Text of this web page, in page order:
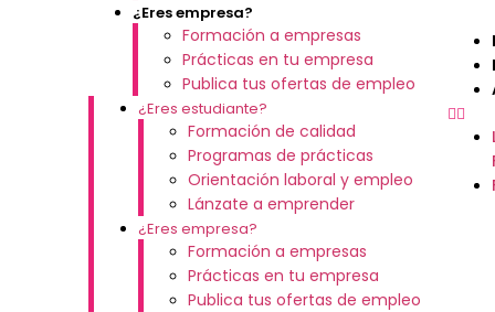
¿Eres empresa?
Formación a empresas
Prácticas en tu empresa
Publica tus ofertas de empleo
¿Eres estudiante?
Formación de calidad
Programas de prácticas
Orientación laboral y empleo
Lánzate a emprender
¿Eres empresa?
Formación a empresas
Prácticas en tu empresa
Publica tus ofertas de empleo